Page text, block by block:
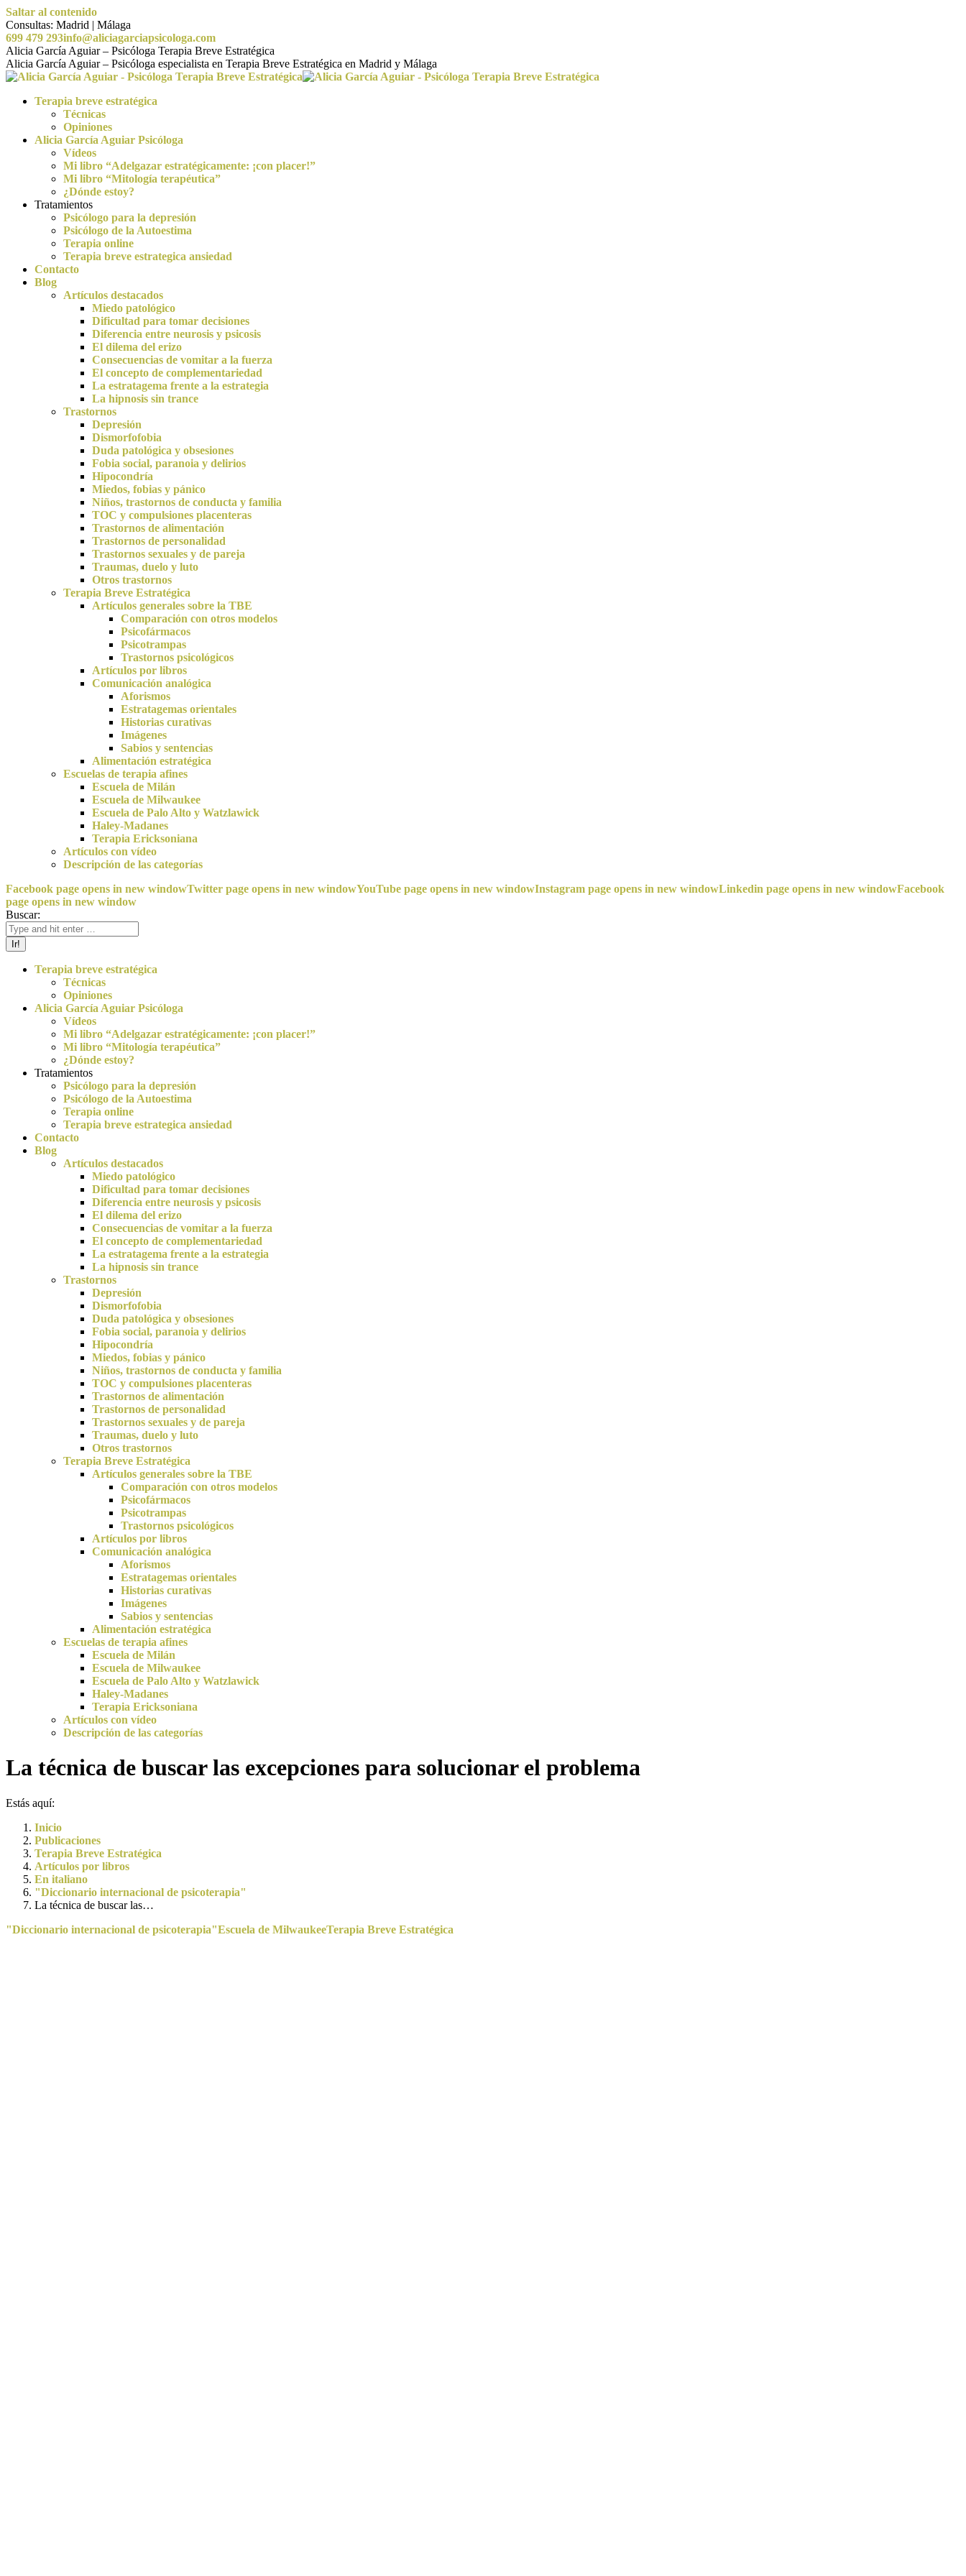
Saltar al contenido
Consultas: Madrid | Málaga
699 479 293info@aliciagarciapsicologa.com
Alicia García Aguiar – Psicóloga Terapia Breve Estratégica
Alicia García Aguiar – Psicóloga especialista en Terapia Breve Estratégica en Madrid y Málaga
Terapia breve estratégica
Técnicas
Opiniones
Alicia García Aguiar Psicóloga
Vídeos
Mi libro “Adelgazar estratégicamente: ¡con placer!”
Mi libro “Mitología terapéutica”
¿Dónde estoy?
Tratamientos
Psicólogo para la depresión
Psicólogo de la Autoestima
Terapia online
Terapia breve estrategica ansiedad
Contacto
Blog
Artículos destacados
Miedo patológico
Dificultad para tomar decisiones
Diferencia entre neurosis y psicosis
El dilema del erizo
Consecuencias de vomitar a la fuerza
El concepto de complementariedad
La estratagema frente a la estrategia
La hipnosis sin trance
Trastornos
Depresión
Dismorfofobia
Duda patológica y obsesiones
Fobia social, paranoia y delirios
Hipocondría
Miedos, fobias y pánico
Niños, trastornos de conducta y familia
TOC y compulsiones placenteras
Trastornos de alimentación
Trastornos de personalidad
Trastornos sexuales y de pareja
Traumas, duelo y luto
Otros trastornos
Terapia Breve Estratégica
Artículos generales sobre la TBE
Comparación con otros modelos
Psicofármacos
Psicotrampas
Trastornos psicológicos
Artículos por libros
Comunicación analógica
Aforismos
Estratagemas orientales
Historias curativas
Imágenes
Sabios y sentencias
Alimentación estratégica
Escuelas de terapia afines
Escuela de Milán
Escuela de Milwaukee
Escuela de Palo Alto y Watzlawick
Haley-Madanes
Terapia Ericksoniana
Artículos con vídeo
Descripción de las categorías
Facebook page opens in new windowTwitter page opens in new windowYouTube page opens in new windowInstagram page opens in new windowLinkedin page opens in new windowFacebook
page opens in new window
Buscar:
Terapia breve estratégica
Técnicas
Opiniones
Alicia García Aguiar Psicóloga
Vídeos
Mi libro “Adelgazar estratégicamente: ¡con placer!”
Mi libro “Mitología terapéutica”
¿Dónde estoy?
Tratamientos
Psicólogo para la depresión
Psicólogo de la Autoestima
Terapia online
Terapia breve estrategica ansiedad
Contacto
Blog
Artículos destacados
Miedo patológico
Dificultad para tomar decisiones
Diferencia entre neurosis y psicosis
El dilema del erizo
Consecuencias de vomitar a la fuerza
El concepto de complementariedad
La estratagema frente a la estrategia
La hipnosis sin trance
Trastornos
Depresión
Dismorfofobia
Duda patológica y obsesiones
Fobia social, paranoia y delirios
Hipocondría
Miedos, fobias y pánico
Niños, trastornos de conducta y familia
TOC y compulsiones placenteras
Trastornos de alimentación
Trastornos de personalidad
Trastornos sexuales y de pareja
Traumas, duelo y luto
Otros trastornos
Terapia Breve Estratégica
Artículos generales sobre la TBE
Comparación con otros modelos
Psicofármacos
Psicotrampas
Trastornos psicológicos
Artículos por libros
Comunicación analógica
Aforismos
Estratagemas orientales
Historias curativas
Imágenes
Sabios y sentencias
Alimentación estratégica
Escuelas de terapia afines
Escuela de Milán
Escuela de Milwaukee
Escuela de Palo Alto y Watzlawick
Haley-Madanes
Terapia Ericksoniana
Artículos con vídeo
Descripción de las categorías
La técnica de buscar las excepciones para solucionar el problema
Estás aquí:
Inicio
Publicaciones
Terapia Breve Estratégica
Artículos por libros
En italiano
"Diccionario internacional de psicoterapia"
La técnica de buscar las…
"Diccionario internacional de psicoterapia"Escuela de MilwaukeeTerapia Breve Estratégica